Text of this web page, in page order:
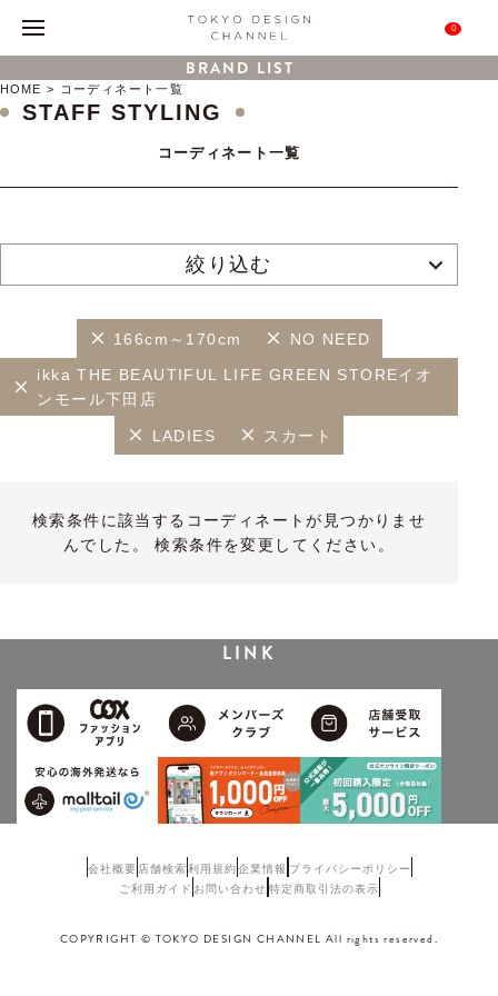
0
BRAND LIST
HOME コーディネート一覧
STAFF STYLING
コーディネート一覧
絞り込む
166cm～170cm NO NEED
ikka THE BEAUTIFUL LIFE GREEN STOREイオ
ンモール下田店
LADIES スカート
検索条件に該当するコーディネートが見つかりませ
んでした。 検索条件を変更してください。
LINK
会社概要 店舗検索利用規約企業情報 プライバシーポリシー
ご利用ガイド お問い合わせ 特定商取引法の表示
COPYRIGHT © TOKYO DESIGN CHANNEL All rights reserved.